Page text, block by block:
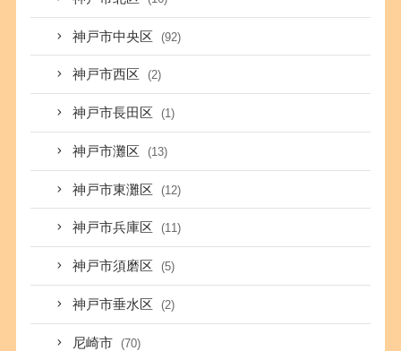
神戸市中央区 (92)
神戸市西区 (2)
神戸市長田区 (1)
神戸市灘区 (13)
神戸市東灘区 (12)
神戸市兵庫区 (11)
神戸市須磨区 (5)
神戸市垂水区 (2)
尼崎市 (70)